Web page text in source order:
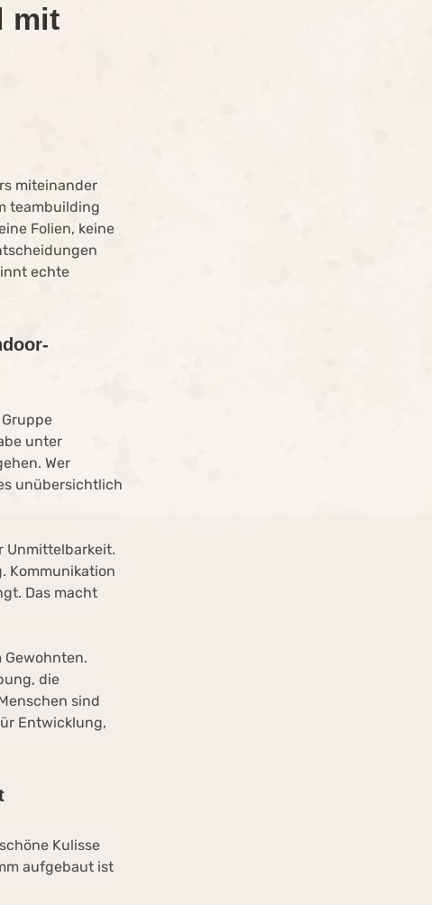
mit
miteinander
teambuilding
Folien, keine
echte
unter
Wer
unübersichtlich
Unmittelbarkeit.
Kommunikation
Das macht
Gewohnten.
die
sind
Entwicklung,
Kulisse
aufgebaut ist